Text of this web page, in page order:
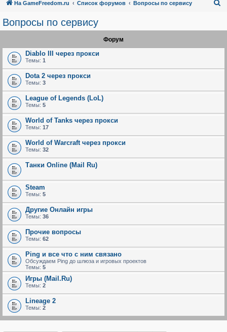
На GameFreedom.ru Список форумов Вопросы по сервису
Вопросы по сервису
Форум
Diablo III через прокси
Темы: 1
Dota 2 через прокси
Темы: 3
League of Legends (LoL)
Темы: 5
World of Tanks через прокси
Темы: 17
World of Warcraft через прокси
Темы: 32
Танки Online (Mail Ru)
Steam
Темы: 5
Другие Онлайн игры
Темы: 36
Прочие вопросы
Темы: 62
Ping и все что с ним связано
Обсуждаем Ping до шлюза и игровых проектов
Темы: 5
Игры (Mail.Ru)
Темы: 2
Lineage 2
Темы: 2